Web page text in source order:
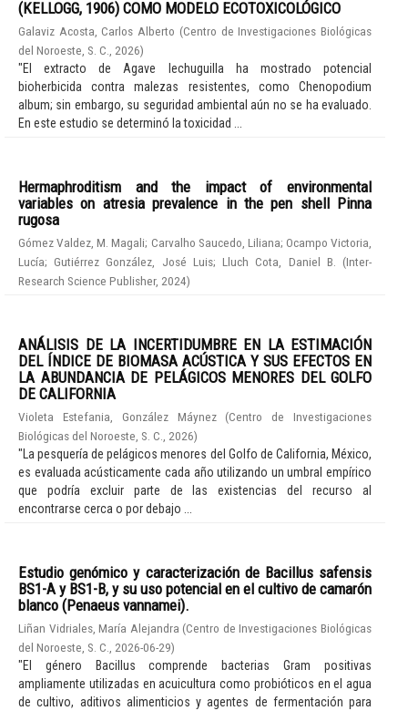
(KELLOGG, 1906) COMO MODELO ECOTOXICOLÓGICO
Galaviz Acosta, Carlos Alberto (Centro de Investigaciones Biológicas
del Noroeste, S. C.
2026)
"El extracto de Agave lechuguilla ha mostrado potencial
bioherbicida contra malezas resistentes, como Chenopodium
album; sin embargo, su seguridad ambiental aún no se ha evaluado.
En este estudio se determinó la toxicidad ...
Hermaphroditism and the impact of environmental
variables on atresia prevalence in the pen shell Pinna
rugosa
Gómez Valdez, M. Magali; Carvalho Saucedo, Liliana; Ocampo Victoria,
Lucía;Gutiérrez González, José Luis;Lluch Cota, Daniel B. (Inter-
Research Science Publisher, 2024)
ANÁLISIS DE LA INCERTIDUMBRE EN LA ESTIMACIÓN
DEL ÍNDICE DE BIOMASA ACÚSTICA Y SUS EFECTOS EN
LA ABUNDANCIA DE PELÁGICOS MENORES DEL GOLFO
DE CALIFORNIA
Violeta Estefania, González Máynez (Centro de Investigaciones
Biológicas del Noroeste, S. C.
2026)
"La pesquería de pelágicos menores del Golfo de California, México,
es evaluada acústicamente cada año utilizando un umbral empírico
que podría excluir parte de las existencias del recurso al
encontrarse cerca o por debajo ...
Estudio genómico y caracterización de Bacillus safensis
BS1-A y BS1-B, y su uso potencial en el cultivo de camarón
blanco (Penaeus vannamei).
Liñan Vidriales, María Alejandra (Centro de Investigaciones Biológicas
del Noroeste, S. C.
2026-06-29)
"El género Bacillus comprende bacterias Gram positivas
ampliamente utilizadas en acuicultura como probióticos en el agua
de cultivo, aditivos alimenticios y agentes de fermentación para